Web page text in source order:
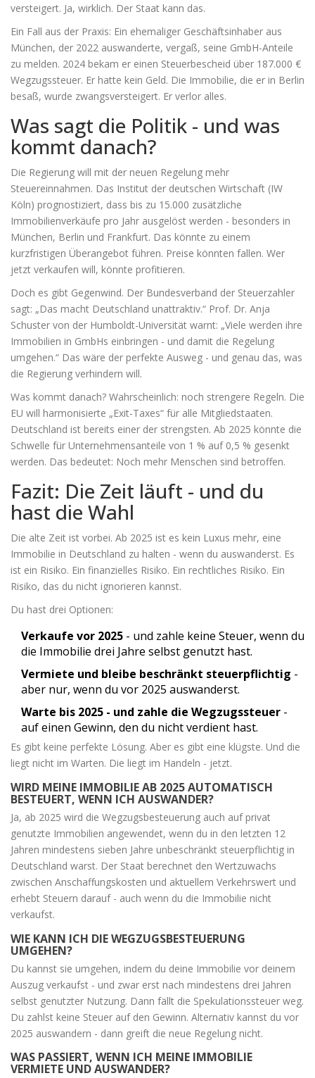
versteigert. Ja, wirklich. Der Staat kann das.
Ein Fall aus der Praxis: Ein ehemaliger Geschäftsinhaber aus
München, der 2022 auswanderte, vergaß, seine GmbH-Anteile
zu melden. 2024 bekam er einen Steuerbescheid über 187.000 €
Wegzugssteuer. Er hatte kein Geld. Die Immobilie, die er in Berlin
besaß, wurde zwangsversteigert. Er verlor alles.
Was sagt die Politik - und was
kommt danach?
Die Regierung will mit der neuen Regelung mehr
Steuereinnahmen. Das Institut der deutschen Wirtschaft (IW
Köln) prognostiziert, dass bis zu 15.000 zusätzliche
Immobilienverkäufe pro Jahr ausgelöst werden - besonders in
München, Berlin und Frankfurt. Das könnte zu einem
kurzfristigen Überangebot führen. Preise könnten fallen. Wer
jetzt verkaufen will, könnte profitieren.
Doch es gibt Gegenwind. Der Bundesverband der Steuerzahler
sagt: „Das macht Deutschland unattraktiv.“ Prof. Dr. Anja
Schuster von der Humboldt-Universität warnt: „Viele werden ihre
Immobilien in GmbHs einbringen - und damit die Regelung
umgehen.“ Das wäre der perfekte Ausweg - und genau das, was
die Regierung verhindern will.
Was kommt danach? Wahrscheinlich: noch strengere Regeln. Die
EU will harmonisierte „Exit-Taxes“ für alle Mitgliedstaaten.
Deutschland ist bereits einer der strengsten. Ab 2025 könnte die
Schwelle für Unternehmensanteile von 1 % auf 0,5 % gesenkt
werden. Das bedeutet: Noch mehr Menschen sind betroffen.
Fazit: Die Zeit läuft - und du
hast die Wahl
Die alte Zeit ist vorbei. Ab 2025 ist es kein Luxus mehr, eine
Immobilie in Deutschland zu halten - wenn du auswanderst. Es
ist ein Risiko. Ein finanzielles Risiko. Ein rechtliches Risiko. Ein
Risiko, das du nicht ignorieren kannst.
Du hast drei Optionen:
Verkaufe vor 2025 - und zahle keine Steuer, wenn du
die Immobilie drei Jahre selbst genutzt hast.
Vermiete und bleibe beschränkt steuerpflichtig -
aber nur, wenn du vor 2025 auswanderst.
Warte bis 2025 - und zahle die Wegzugssteuer -
auf einen Gewinn, den du nicht verdient hast.
Es gibt keine perfekte Lösung. Aber es gibt eine klügste. Und die
liegt nicht im Warten. Die liegt im Handeln - jetzt.
WIRD MEINE IMMOBILIE AB 2025 AUTOMATISCH
BESTEUERT, WENN ICH AUSWANDER?
Ja, ab 2025 wird die Wegzugsbesteuerung auch auf privat
genutzte Immobilien angewendet, wenn du in den letzten 12
Jahren mindestens sieben Jahre unbeschränkt steuerpflichtig in
Deutschland warst. Der Staat berechnet den Wertzuwachs
zwischen Anschaffungskosten und aktuellem Verkehrswert und
erhebt Steuern darauf - auch wenn du die Immobilie nicht
verkaufst.
WIE KANN ICH DIE WEGZUGSBESTEUERUNG
UMGEHEN?
Du kannst sie umgehen, indem du deine Immobilie vor deinem
Auszug verkaufst - und zwar erst nach mindestens drei Jahren
selbst genutzter Nutzung. Dann fällt die Spekulationssteuer weg.
Du zahlst keine Steuer auf den Gewinn. Alternativ kannst du vor
2025 auswandern - dann greift die neue Regelung nicht.
WAS PASSIERT, WENN ICH MEINE IMMOBILIE
VERMIETE UND AUSWANDER?